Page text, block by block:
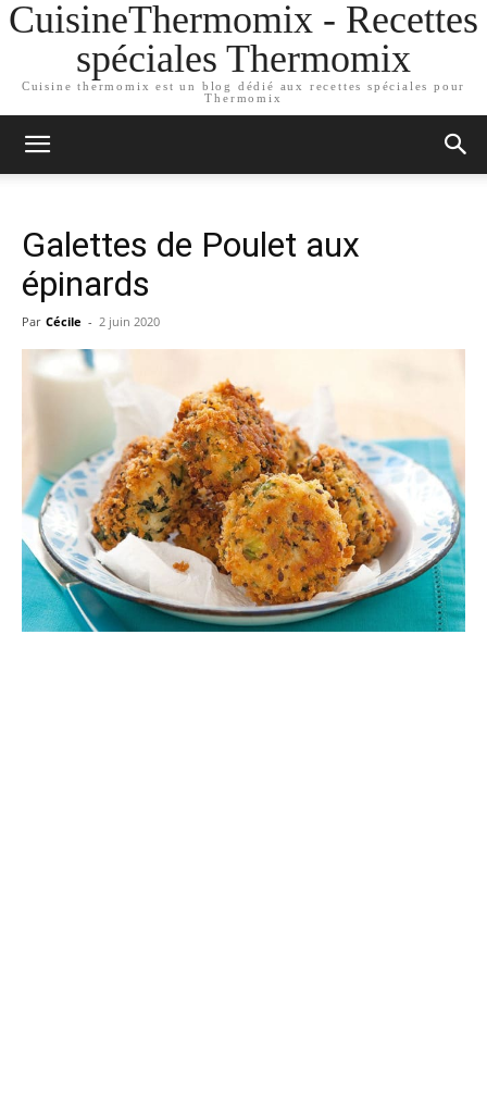
CuisineThermomix - Recettes
spéciales Thermomix
Cuisine thermomix est un blog dédié aux recettes spéciales pour
Thermomix
Galettes de Poulet aux
épinards
Par Cécile - 2 juin 2020